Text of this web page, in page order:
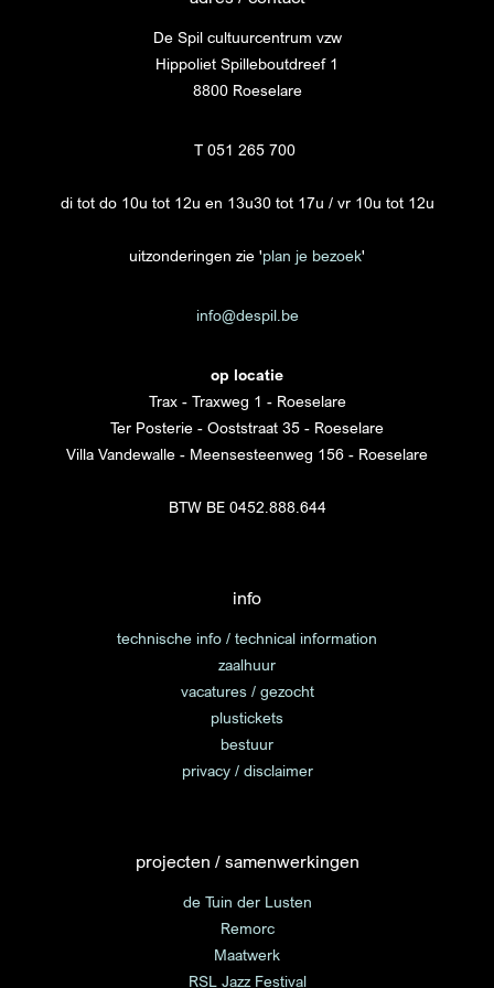
De Spil cultuurcentrum vzw
Hippoliet Spilleboutdreef 1
8800 Roeselare
T 051 265 700
di tot do 10u tot 12u en 13u30 tot 17u / vr 10u tot 12u
uitzonderingen zie 'plan je bezoek'
info@despil.be
op locatie
Trax - Traxweg 1 - Roeselare
Ter Posterie - Ooststraat 35 - Roeselare
Villa Vandewalle - Meensesteenweg 156 - Roeselare
BTW BE 0452.888.644
info
technische info / technical information
zaalhuur
vacatures / gezocht
plustickets
bestuur
privacy / disclaimer
projecten / samenwerkingen
de Tuin der Lusten
Remorc
Maatwerk
RSL Jazz Festival